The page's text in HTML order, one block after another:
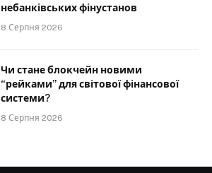
небанківських фінустанов
8 Серпня 2026
Чи стане блокчейн новими
“рейками” для світової фінансової
системи?
8 Серпня 2026